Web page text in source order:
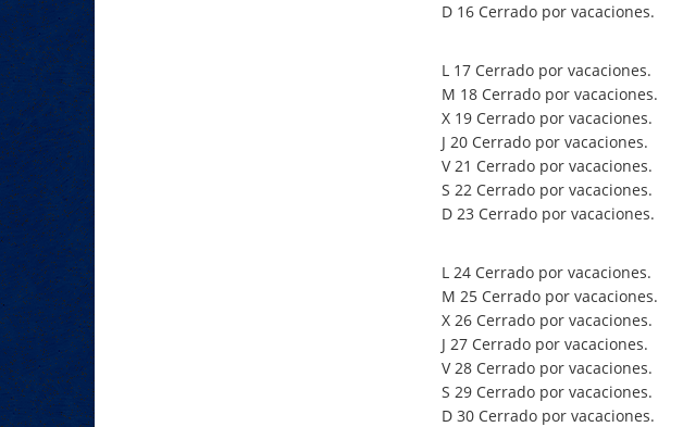
D 16 Cerrado por vacaciones.
L 17 Cerrado por vacaciones.
M 18 Cerrado por vacaciones.
X 19 Cerrado por vacaciones.
J 20 Cerrado por vacaciones.
V 21 Cerrado por vacaciones.
S 22 Cerrado por vacaciones.
D 23 Cerrado por vacaciones.
L 24 Cerrado por vacaciones.
M 25 Cerrado por vacaciones.
X 26 Cerrado por vacaciones.
J 27 Cerrado por vacaciones.
V 28 Cerrado por vacaciones.
S 29 Cerrado por vacaciones.
D 30 Cerrado por vacaciones.